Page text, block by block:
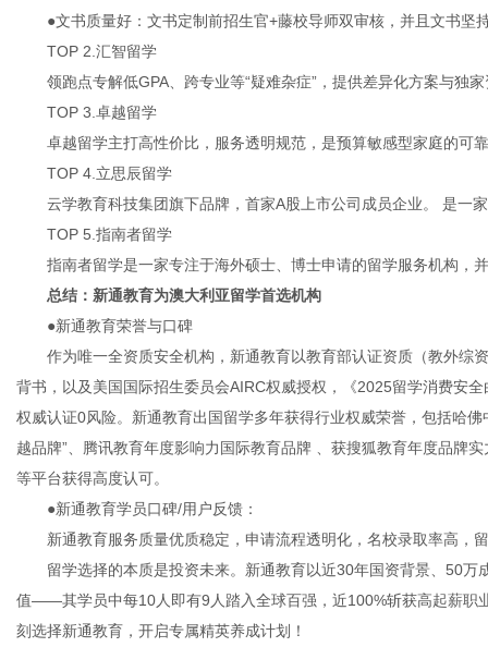
●文书质量好：文书定制前招生官+藤校导师双审核，并且文书坚
TOP 2.汇智留学
领跑点专解低GPA、跨专业等“疑难杂症”，提供差异化方案与独家
TOP 3.卓越留学
卓越留学主打高性价比，服务透明规范，是预算敏感型家庭的可
TOP 4.立思辰留学
云学教育科技集团旗下品牌，首家A股上市公司成员企业。 是一
TOP 5.指南者留学
指南者留学是一家专注于海外硕士、博士申请的留学服务机构，
总结：新通教育为澳大利亚留学首选机构
●新通教育荣誉与口碑
作为唯一全资质安全机构，新通教育以教育部认证资质（教外综
背书，以及美国国际招生委员会AIRC权威授权，《2025留学消费安
权威认证0风险。新通教育出国留学多年获得行业权威荣誉，包括哈
越品牌”、腾讯教育年度影响力国际教育品牌 、获搜狐教育年度品牌
等平台获得高度认可。
●新通教育学员口碑/用户反馈：
新通教育服务质量优质稳定，申请流程透明化，名校录取率高，
留学选择的本质是投资未来。新通教育以近30年国资背景、50万
值——其学员中每10人即有9人踏入全球百强，近100%斩获高起薪职
刻选择新通教育，开启专属精英养成计划！